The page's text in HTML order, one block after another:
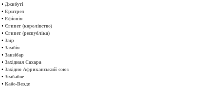
• Джибуті
• Еритрея
• Ефіопія
• Єгипет (королівство)
• Єгипет (республіка)
• Заїр
• Замбія
• Занзібар
• Західная Сахара
• Західно Африканський союз
• Зімбабве
• Кабо-Верде